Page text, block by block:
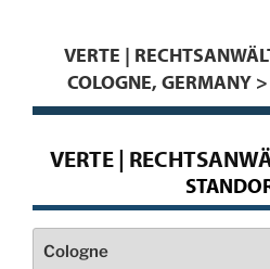
VERTE |
COLOGNE, GERMANY
VERTE |